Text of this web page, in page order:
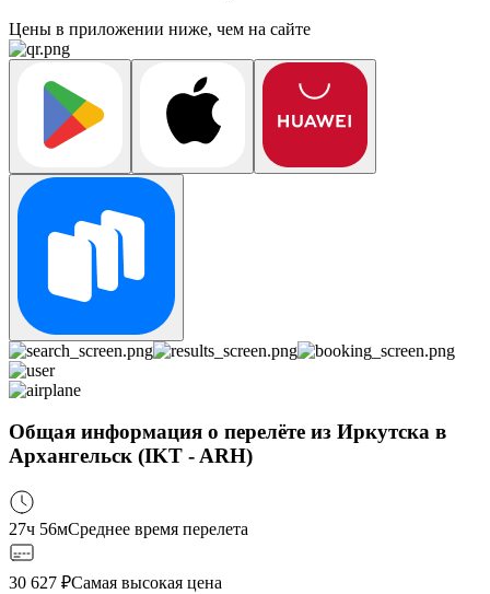
Цены в приложении ниже, чем на сайте
Общая информация о перелёте из Иркутска в
Архангельск (IKT - ARH)
27ч 56мСреднее время перелета
30 627 ₽Самая высокая цена